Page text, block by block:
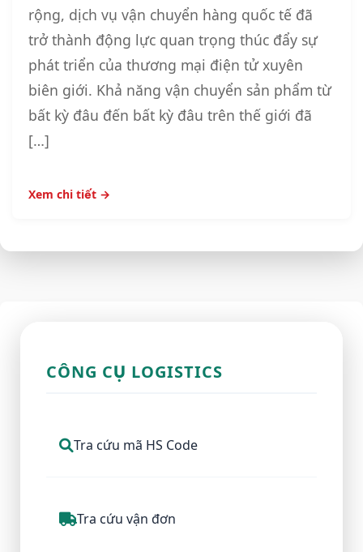
rộng, dịch vụ vận chuyển hàng quốc tế đã
trở thành động lực quan trọng thúc đẩy sự
phát triển của thương mại điện tử xuyên
biên giới. Khả năng vận chuyển sản phẩm từ
bất kỳ đâu đến bất kỳ đâu trên thế giới đã
[…]
Xem chi tiết →
CÔNG CỤ LOGISTICS
Tra cứu mã HS Code
Tra cứu vận đơn